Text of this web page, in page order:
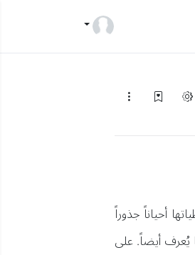
أحياناً جذوراً
يُعرف أيضاً. على